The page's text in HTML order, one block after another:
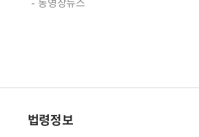
동영상뉴스
법령정보